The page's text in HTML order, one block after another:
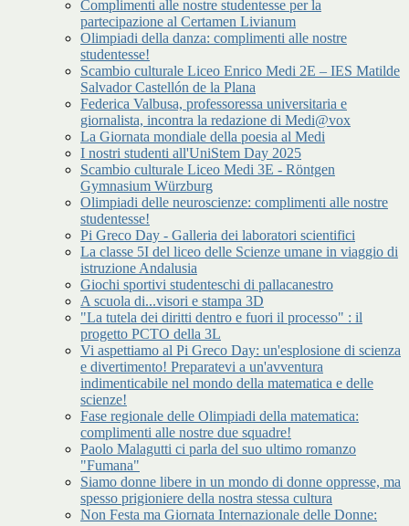
Complimenti alle nostre studentesse per la
partecipazione al Certamen Livianum
Olimpiadi della danza: complimenti alle nostre
studentesse!
Scambio culturale Liceo Enrico Medi 2E – IES Matilde
Salvador Castellón de la Plana
Federica Valbusa, professoressa universitaria e
giornalista, incontra la redazione di Medi@vox
La Giornata mondiale della poesia al Medi
I nostri studenti all'UniStem Day 2025
Scambio culturale Liceo Medi 3E - Röntgen
Gymnasium Würzburg
Olimpiadi delle neuroscienze: complimenti alle nostre
studentesse!
Pi Greco Day - Galleria dei laboratori scientifici
La classe 5I del liceo delle Scienze umane in viaggio di
istruzione Andalusia
Giochi sportivi studenteschi di pallacanestro
A scuola di...visori e stampa 3D
"La tutela dei diritti dentro e fuori il processo" : il
progetto PCTO della 3L
Vi aspettiamo al Pi Greco Day: un'esplosione di scienza
e divertimento! Preparatevi a un'avventura
indimenticabile nel mondo della matematica e delle
scienze!
Fase regionale delle Olimpiadi della matematica:
complimenti alle nostre due squadre!
Paolo Malagutti ci parla del suo ultimo romanzo
"Fumana"
Siamo donne libere in un mondo di donne oppresse, ma
spesso prigioniere della nostra stessa cultura
Non Festa ma Giornata Internazionale delle Donne: